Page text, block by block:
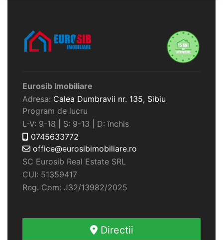
Eurosib Imobiliare
Adresa: Calea Dumbravii nr. 135, Sibiu
Program de lucru
L-V: 9-18 | S: 9-13 | D: închis
0745633772
office@eurosibimobiliare.ro
SC Eurosib Real Estate SRL
CUI: 51359417
Reg. Com: J32/13982/2025
Directii